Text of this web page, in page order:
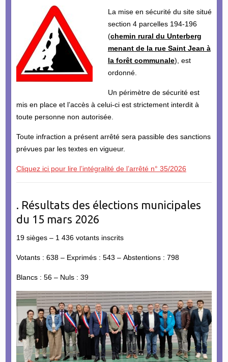
La mise en sécurité du site situé
section 4 parcelles 194-196
(chemin rural du Unterberg
menant de la rue Saint Jean à
la forêt communale), est
ordonné.
Un périmètre de sécurité est
mis en place et l’accès à celui-ci est strictement interdit à
toute personne non autorisée.
Toute infraction a présent arrêté sera passible des sanctions
prévues par les textes en vigueur.
Cliquez ici pour lire l’intégralité de l’arrêté n° 35/2026
. Résultats des élections municipales
du 15 mars 2026
19 sièges – 1 436 votants inscrits
Votants : 638 – Exprimés : 543 – Abstentions : 798
Blancs : 56 – Nuls : 39